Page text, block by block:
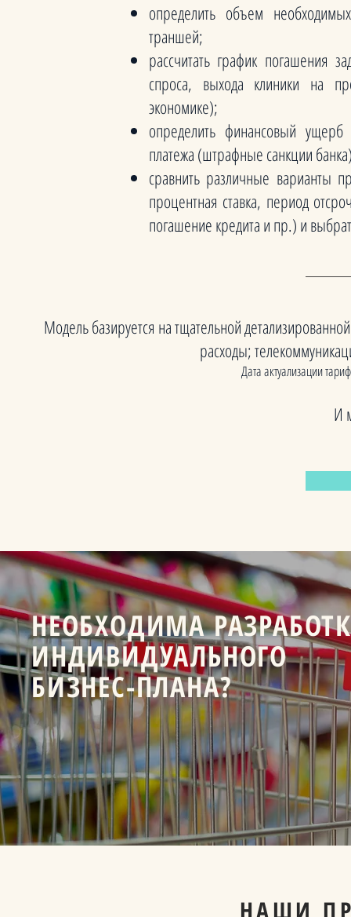
определить объем
траншей;
рассчитать график погашения
спроса, выхода клиники на
экономике);
определить финансовый
платежа (штрафные санкции
сравнить различные варианты
процентная ставка, период
погашение кредита и пр.) и
Модель базируется на тщательной
расходы;
Дата актуализации
И
НЕОБХОДИМА
ИНДИВИДУАЛЬНОГО
БИЗНЕС-ПЛАНА?
НАШИ